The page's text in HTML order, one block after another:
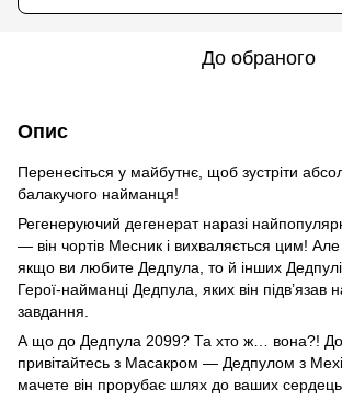
До обраного
Опис
Перенесіться у майбутнє, щоб зустріти
балакучого найманця!
Регенеруючий дегенерат наразі
— він чортів Месник і вихваляється цим!
якщо ви любите Дедпула, то й інших
Герої-найманці Дедпула, яких він підв’язав
завдання.
А що до Дедпула 2099? Та хто ж… вона?! До
привітайтесь з Масакром — Дедпулом з
мачете він прорубає шлях до ваших сердець